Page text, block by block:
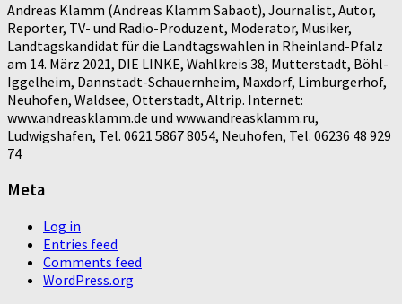
Andreas Klamm (Andreas Klamm Sabaot), Journalist, Autor,
Reporter, TV- und Radio-Produzent, Moderator, Musiker,
Landtagskandidat für die Landtagswahlen in Rheinland-Pfalz
am 14. März 2021, DIE LINKE, Wahlkreis 38, Mutterstadt, Böhl-
Iggelheim, Dannstadt-Schauernheim, Maxdorf, Limburgerhof,
Neuhofen, Waldsee, Otterstadt, Altrip. Internet:
www.andreasklamm.de und www.andreasklamm.ru,
Ludwigshafen, Tel. 0621 5867 8054, Neuhofen, Tel. 06236 48 929
74
Meta
Log in
Entries feed
Comments feed
WordPress.org